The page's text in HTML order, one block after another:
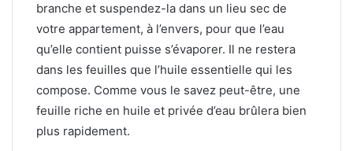
branche et suspendez-la dans un lieu sec de
votre appartement, à l’envers, pour que l’eau
qu’elle contient puisse s’évaporer. Il ne restera
dans les feuilles que l’huile essentielle qui les
compose. Comme vous le savez peut-être, une
feuille riche en huile et privée d’eau brûlera bien
plus rapidement.